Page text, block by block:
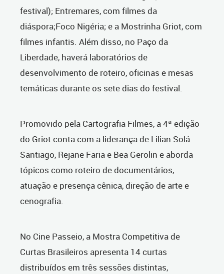
festival); Entremares, com filmes da
diáspora;Foco Nigéria; e a Mostrinha Griot, com
filmes infantis. Além disso, no Paço da
Liberdade, haverá laboratórios de
desenvolvimento de roteiro, oficinas e mesas
temáticas durante os sete dias do festival.
Promovido pela Cartografia Filmes, a 4ª edição
do Griot conta com a liderança de Lilian Solá
Santiago, Rejane Faria e Bea Gerolin e aborda
tópicos como roteiro de documentários,
atuação e presença cênica, direção de arte e
cenografia.
No Cine Passeio, a Mostra Competitiva de
Curtas Brasileiros apresenta 14 curtas
distribuídos em três sessões distintas,